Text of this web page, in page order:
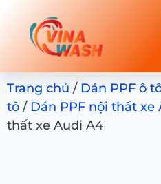
Trang chủ / Dán PPF ô
tô / Dán PPF nội thất xe
thất xe Audi A4